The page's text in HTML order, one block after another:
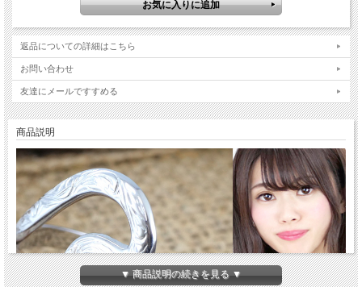
返品についての詳細はこちら
お問い合わせ
友達にメールですすめる
商品説明
▼ 商品説明の続きを見る ▼